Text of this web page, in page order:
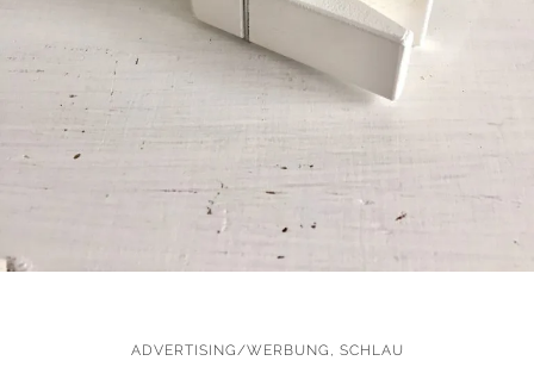
ADVERTISING/WERBUNG , SCHLAU